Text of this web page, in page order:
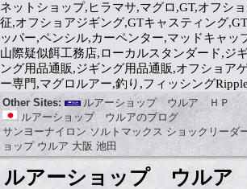
ネットショップ,ヒラマサ,マグロ,GT,オフシ
征,オフショアジギング,GTキャスティング
ッパー,ペンシル,カーペンター,マッドキャッ
山際疑似餌工務店,ローカルスタンダード,ジ
ング用品通販,ジギング用品通販,オフショア
ー専門,マグロルアー,釣り,フィッシング
Other Sites:
ルアーショップ ウルア ＨＰ
ルアーショップ ウルアのブログ
サンヨーナイロン ソルトマックス ショックリーダ
ョップ ウルア 大阪 池田
ルアーショップ ウルア